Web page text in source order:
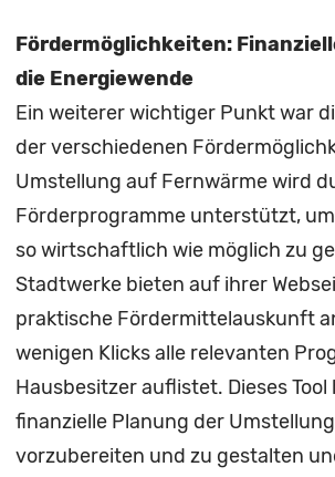
Fördermöglichkeiten:
die Energiewende
Ein weiterer wichtiger Punkt war
der verschiedenen
Umstellung auf Fernwärme wird
Förderprogramme unterstützt,
so wirtschaftlich wie möglich zu
Stadtwerke bieten auf ihrer
praktische Fördermittelauskunft
wenigen Klicks alle relevanten
Hausbesitzer auflistet. Dieses Tool
finanzielle Planung der
vorzubereiten und zu gestalten